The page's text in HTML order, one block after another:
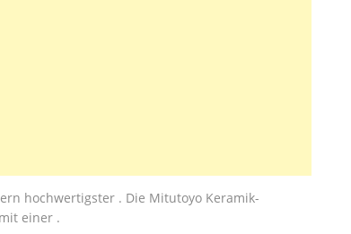
hochwertigster . Die Mitutoyo Keramik-
einer .